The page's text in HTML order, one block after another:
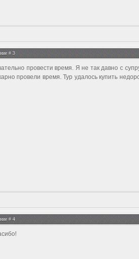
# 3
провести время. Я не так давно с
провели время. Тур удалось купить
# 4